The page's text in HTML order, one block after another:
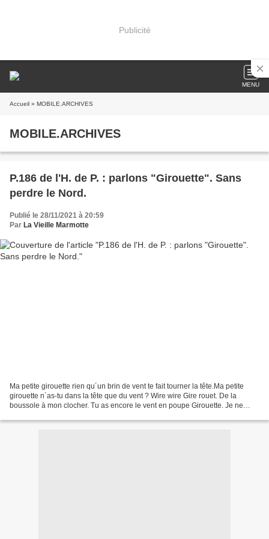
Publicité
MENU
Accueil » MOBILE.ARCHIVES
MOBILE.ARCHIVES
P.186 de l'H. de P. : parlons "Girouette". Sans
perdre le Nord.
Publié le 28/11/2021 à 20:59
Par La Vieille Marmotte
Ma petite girouette rien qu´un brin de vent te fait tourner la tête.Ma petite
girouette n´as-tu dans la tête que du vent ? Wire wire Gire rouet. De la
boussole à mon clocher. Tu as encore le vent en poupe Girouette. Je ne